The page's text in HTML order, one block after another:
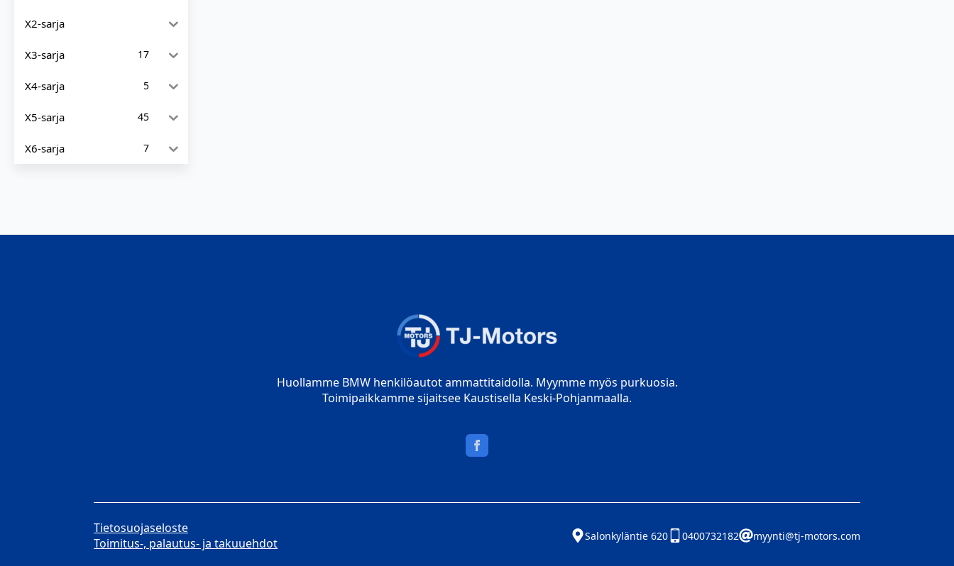
X2-sarja
X3-sarja 17
X4-sarja 5
X5-sarja 45
X6-sarja 7
Huollamme BMW henkilöautot ammattitaidolla. Myymme myös purkuosia.
Toimipaikkamme sijaitsee Kaustisella Keski-Pohjanmaalla.
Tietosuojaseloste
Toimitus-, palautus- ja takuuehdot
Salonkyläntie 620 0400732182 myynti@tj-motors.com